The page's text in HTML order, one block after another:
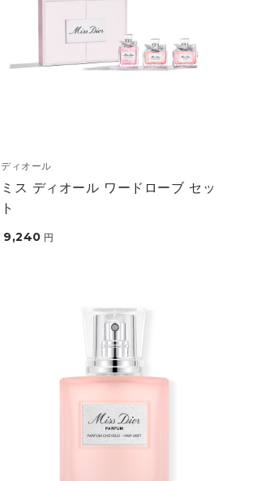
ディオール
ミス ディオール ワードローブ セッ
ト
9,240 円